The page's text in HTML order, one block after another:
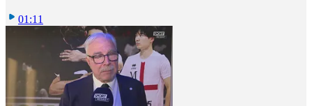
01:11